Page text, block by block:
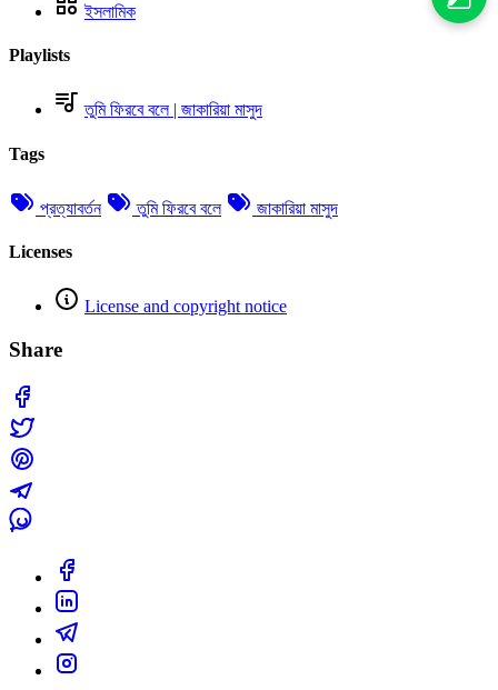
ইসলামিক
Playlists
তুমি ফিরবে বলে | জাকারিয়া মাসুদ
Tags
প্রত্যাবর্তন তুমি ফিরবে বলে জাকারিয়া মাসুদ
Licenses
License and copyright notice
Share